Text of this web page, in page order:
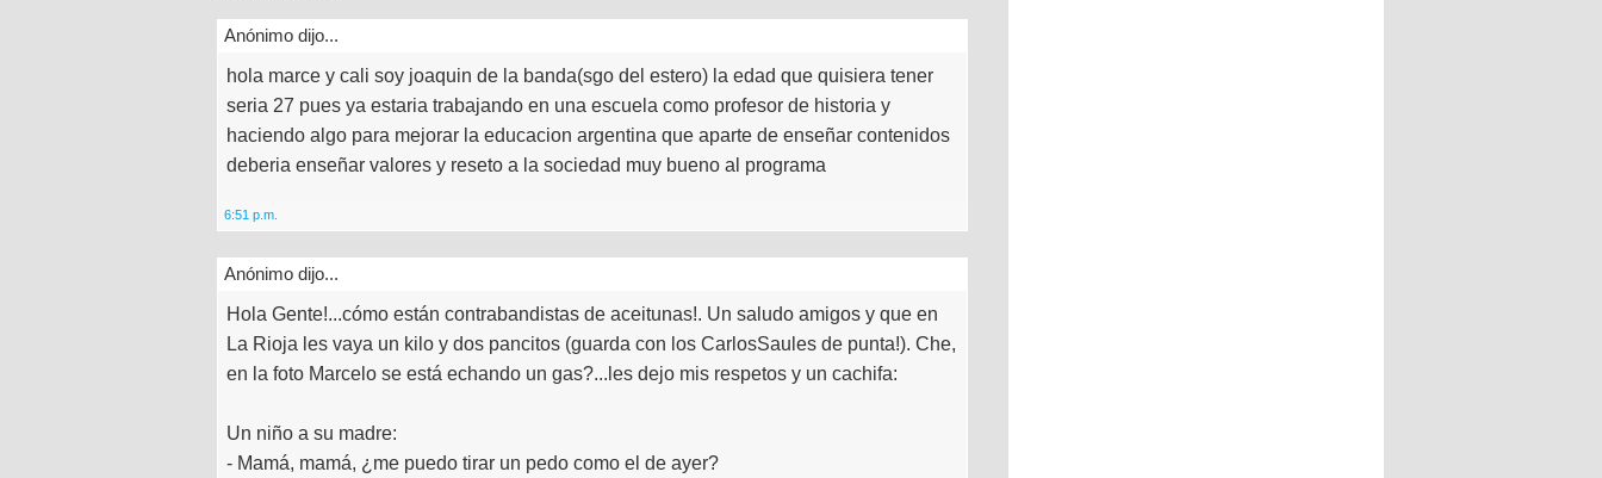
Anónimo dijo...
hola marce y cali soy joaquin de la banda(sgo del estero) la edad que quisiera tener
seria 27 pues ya estaria trabajando en una escuela como profesor de historia y
haciendo algo para mejorar la educacion argentina que aparte de enseñar contenidos
deberia enseñar valores y reseto a la sociedad muy bueno al programa
6:51 p.m.
Anónimo dijo...
Hola Gente!...cómo están contrabandistas de aceitunas!. Un saludo amigos y que en
La Rioja les vaya un kilo y dos pancitos (guarda con los CarlosSaules de punta!). Che,
en la foto Marcelo se está echando un gas?...les dejo mis respetos y un cachifa:
Un niño a su madre:
- Mamá, mamá, ¿me puedo tirar un pedo como el de ayer?